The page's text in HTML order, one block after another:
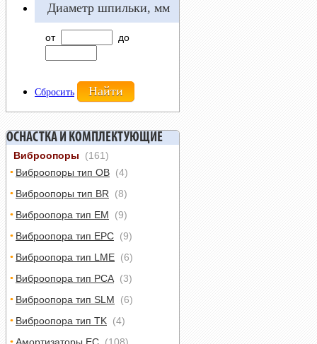
Диаметр шпильки, мм
от до
Сбросить
ОСНАСТКА И КОМПЛЕКТУЮЩИЕ
Виброопоры
(161)
Виброопоры тип ОВ (4)
Виброопоры тип BR (8)
Виброопора тип EM
(9)
Виброопора тип EPC (9)
Виброопора тип LME (6)
Виброопора тип PCA (3)
Виброопора тип SLM
(6)
Виброопора тип TK (4)